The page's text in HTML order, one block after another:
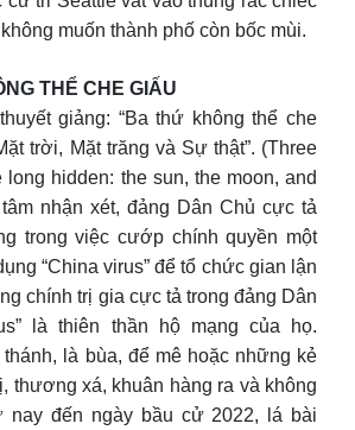
muốn thành phố còn bốc mùi.
THỂ CHE GIẤU
giảng: “Ba thứ không thể che
trời, Mặt trăng và Sự thật”. (Three
long hidden: the sun, the moon, and
nhận xét, đảng Dân Chủ cực tả
trong việc cướp chính quyền một
“China virus” để tổ chức gian lận
chính trị gia cực tả trong đảng Dân
là thiên thần hộ mạng của họ.
là bùa, để mê hoặc những kẻ
thương xá, khuân hàng ra và không
nay đến ngày bầu cử 2022, lá bài